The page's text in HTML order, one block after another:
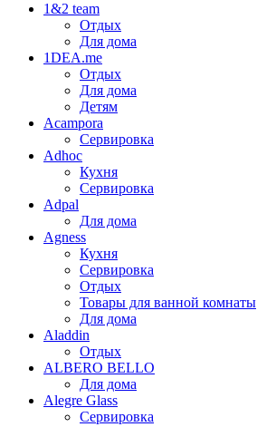
1&2 team
Отдых
Для дома
1DEA.me
Отдых
Для дома
Детям
Acampora
Сервировка
Adhoc
Кухня
Сервировка
Adpal
Для дома
Agness
Кухня
Сервировка
Отдых
Товары для ванной комнаты
Для дома
Aladdin
Отдых
ALBERO BELLO
Для дома
Alegre Glass
Сервировка